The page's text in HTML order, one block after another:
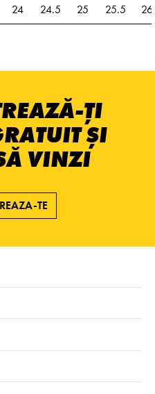
24 24.5 25 25.5 26
ȚI
ȘI
VINZI
TE